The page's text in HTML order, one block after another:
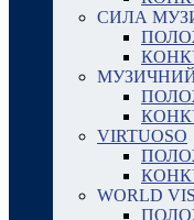
СИЛА
МУЗИЧНИЙ
VIRTUOSO
WORLD